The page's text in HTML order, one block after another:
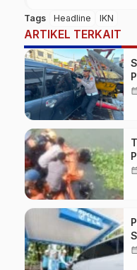
Tags Headline IKN
ARTIKEL TERKAIT